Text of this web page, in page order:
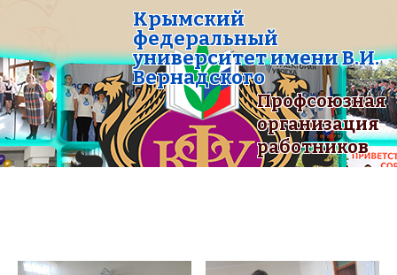
Крымский
федеральный
университет имени В.И.
Вернадского
Профсоюзная
организация
работников